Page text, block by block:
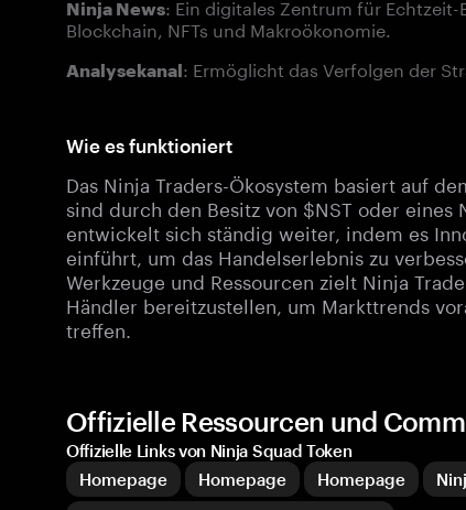
Ninja News: Ein digitales Zentrum für
Blockchain, NFTs und Makroökonomie.
Analysekanal: Ermöglicht das Verfolgen der
Wie es funktioniert
Das Ninja Traders-Ökosystem basiert auf
sind durch den Besitz von $NST oder eines
entwickelt sich ständig weiter, indem es
einführt, um das Handelserlebnis zu
Werkzeuge und Ressourcen zielt Ninja
Händler bereitzustellen, um Markttrends
treffen.
Offizielle Ressourcen und
Offizielle Links von Ninja Squad Token
Homepage
Homepage Homepage